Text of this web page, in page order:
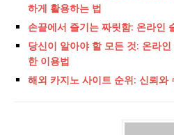
하게 활용하는 법
손끝에서 즐기는 짜릿함: 온라인
당신이 알아야 할 모든 것: 온라
한 이용법
해외 카지노 사이트 순위: 신뢰와